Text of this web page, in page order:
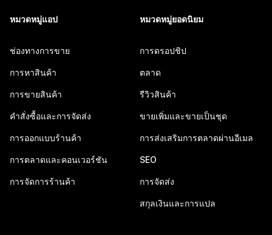
หมวดหมู่แอป
ช่องทางการขาย
การหาสินค้า
การขายสินค้า
คำสั่งซื้อและการจัดส่ง
การออกแบบร้านค้า
การตลาดและคอนเวอร์ชัน
การจัดการร้านค้า
หมวดหมู่ยอดนิยม
การดรอปชิป
ตลาด
รีวิวสินค้า
ขายเพิ่มและขายเป็นชุด
การส่งเสริมการตลาดผ่านอีเมล
SEO
การจัดส่ง
สกุลเงินและการแปล